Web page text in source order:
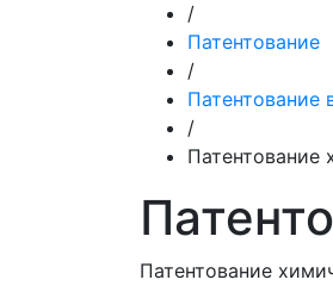
/
Патентование
/
Патентование
/
Патентование
Патентование